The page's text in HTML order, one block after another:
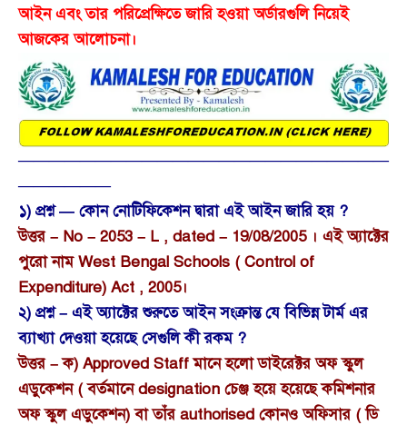
আইন এবং তার পরিপ্রেক্ষিতে জারি হওয়া অর্ডারগুলি নিয়েই
আজকের আলোচনা।
————————————————————————
——————
১) প্রশ্ন — কোন নোটিফিকেশন দ্বারা এই আইন জারি হয় ?
উত্তর – No – 2053 – L , dated – 19/08/2005 । এই অ্যাক্টের
পুরো নাম West Bengal Schools ( Control of
Expenditure) Act , 2005।
২) প্রশ্ন – এই অ্যাক্টের শুরুতে আইন সংক্রান্ত যে বিভিন্ন টার্ম এর
ব্যাখ্যা দেওয়া হয়েছে সেগুলি কী রকম ?
উত্তর – ক) Approved Staff মানে হলো ডাইরেক্টর অফ স্কুল
এডুকেশন ( বর্তমানে designation চেঞ্জ হয়ে হয়েছে কমিশনার
অফ স্কুল এডুকেশন) বা তাঁর authorised কোনও অফিসার ( ডি